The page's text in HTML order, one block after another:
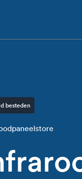
besteden